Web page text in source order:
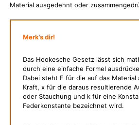
Material ausgedehnt oder
Merk’s dir!
Das Hookesche Gesetz lässt sich
durch eine einfache Formel
Dabei steht F für die auf das Material
Kraft, x für die daraus resultierende
oder Stauchung und k für eine
Federkonstante bezeichnet wird.